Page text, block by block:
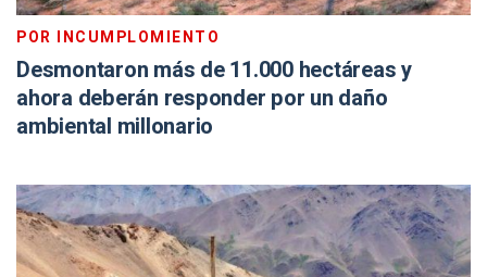
POR INCUMPLOMIENTO
Desmontaron más de 11.000 hectáreas y
ahora deberán responder por un daño
ambiental millonario